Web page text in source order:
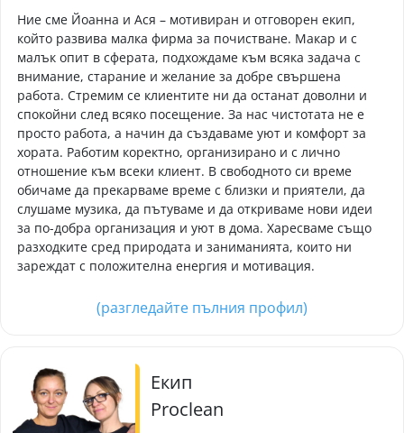
Ние сме Йоанна и Ася – мотивиран и отговорен екип,
който развива малка фирма за почистване. Макар и с
малък опит в сферата, подхождаме към всяка задача с
внимание, старание и желание за добре свършена
работа. Стремим се клиентите ни да останат доволни и
спокойни след всяко посещение. За нас чистотата не е
просто работа, а начин да създаваме уют и комфорт за
хората. Работим коректно, организирано и с лично
отношение към всеки клиент. В свободното си време
обичаме да прекарваме време с близки и приятели, да
слушаме музика, да пътуваме и да откриваме нови идеи
за по-добра организация и уют в дома. Харесваме също
разходките сред природата и заниманията, които ни
зареждат с положителна енергия и мотивация.
(разгледайте пълния профил)
Екип
Proclean